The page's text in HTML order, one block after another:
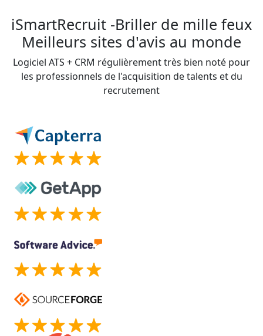
iSmartRecruit -Briller de mille feux
Meilleurs sites d'avis au monde
Logiciel ATS + CRM régulièrement très bien noté pour
les professionnels de l'acquisition de talents et du
recrutement